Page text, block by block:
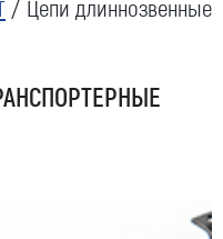
/ Цепи длиннозвенные